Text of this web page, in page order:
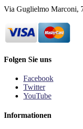
Via Guglielmo Marconi,
Folgen Sie uns
Facebook
Twitter
YouTube
Informationen